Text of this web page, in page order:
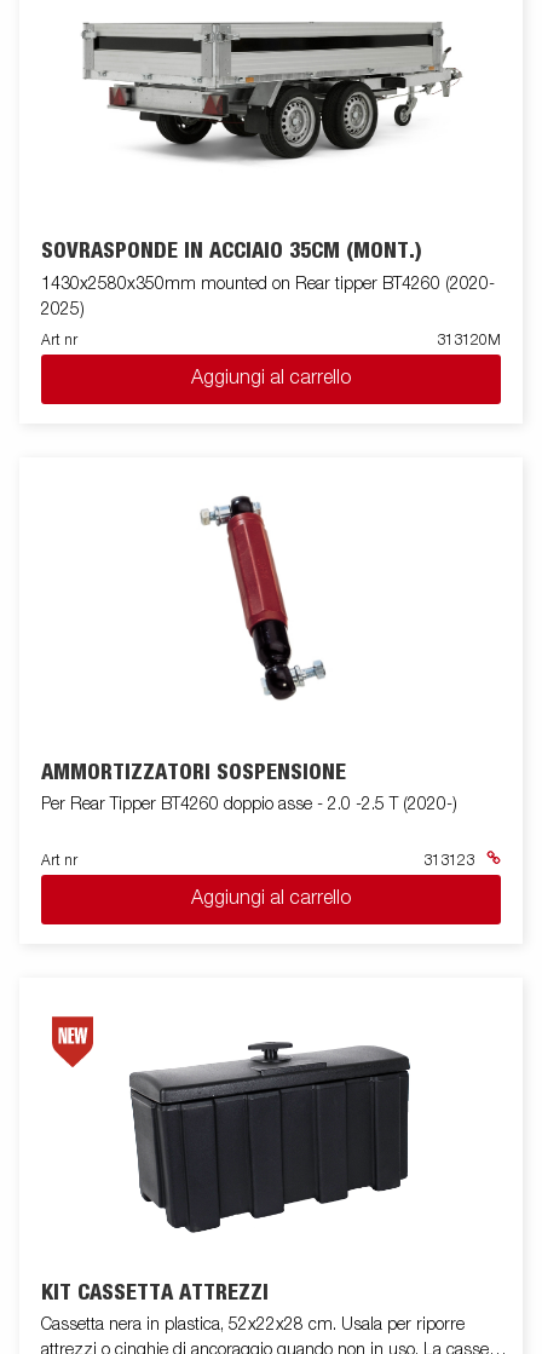
SOVRASPONDE IN ACCIAIO 35CM (MONT.)
1430x2580x350mm mounted on Rear tipper BT4260 (2020-
2025)
Art nr 313120M
Aggiungi al carrello
AMMORTIZZATORI SOSPENSIONE
Per Rear Tipper BT4260 doppio asse - 2.0 -2.5 T (2020-)
Art nr 313123
Aggiungi al carrello
KIT CASSETTA ATTREZZI
Cassetta nera in plastica, 52x22x28 cm. Usala per riporre
attrezzi o cinghie di ancoraggio quando non in uso. La cassetta